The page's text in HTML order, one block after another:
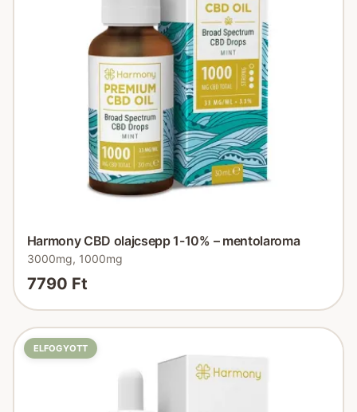
Harmony CBD olajcsepp 1-10% – mentolaroma
3000mg, 1000mg
7790 Ft
ELFOGYOTT